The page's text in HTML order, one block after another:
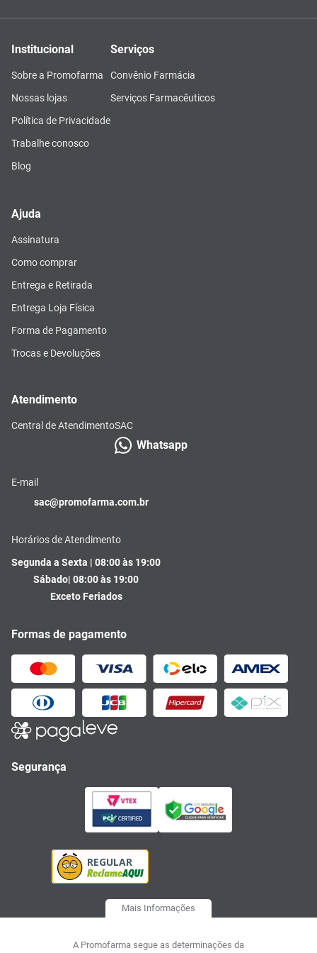
Institucional
Sobre a Promofarma
Nossas lojas
Política de Privacidade
Trabalhe conosco
Blog
Serviços
Convênio Farmácia
Serviços Farmacêuticos
Ajuda
Assinatura
Como comprar
Entrega e Retirada
Entrega Loja Física
Forma de Pagamento
Trocas e Devoluções
Atendimento
Central de AtendimentoSAC
Whatsapp
E-mail
sac@promofarma.com.br
Horários de Atendimento
Segunda a Sexta | 08:00 às 19:00
Sábado| 08:00 às 19:00
Exceto Feriados
Formas de pagamento
Segurança
Mais Informações
A Promofarma segue as determinações da